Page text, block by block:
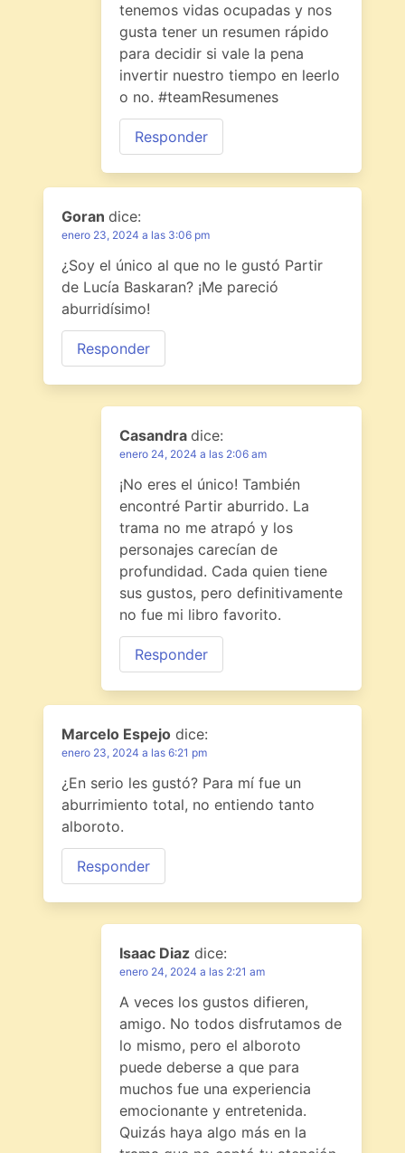
tenemos vidas ocupadas y nos
gusta tener un resumen rápido
para decidir si vale la pena
invertir nuestro tiempo en leerlo
o no. #teamResumenes
Responder
Goran dice:
enero 23, 2024 a las 3:06 pm
¿Soy el único al que no le gustó Partir
de Lucía Baskaran? ¡Me pareció
aburridísimo!
Responder
Casandra dice:
enero 24, 2024 a las 2:06 am
¡No eres el único! También
encontré Partir aburrido. La
trama no me atrapó y los
personajes carecían de
profundidad. Cada quien tiene
sus gustos, pero definitivamente
no fue mi libro favorito.
Responder
Marcelo Espejo dice:
enero 23, 2024 a las 6:21 pm
¿En serio les gustó? Para mí fue un
aburrimiento total, no entiendo tanto
alboroto.
Responder
Isaac Diaz dice:
enero 24, 2024 a las 2:21 am
A veces los gustos difieren,
amigo. No todos disfrutamos de
lo mismo, pero el alboroto
puede deberse a que para
muchos fue una experiencia
emocionante y entretenida.
Quizás haya algo más en la